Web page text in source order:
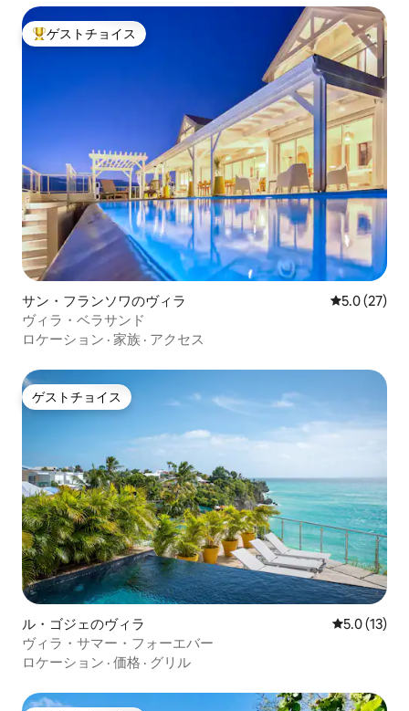
大好評のゲストチョイスです。
ゲストチョイス
サン・フランソワのヴィラ レビュー27
5.0 (27)
ヴィラ・ベラサンド
ロケーション · 家族 · アクセス
ゲストチョイス
ゲストチョイス
ル・ゴジェのヴィラ レビュー13
5.0 (13)
ヴィラ・サマー・フォーエバー
ロケーション · 価格 · グリル